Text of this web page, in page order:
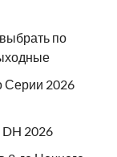
по
Серии 2026
2026